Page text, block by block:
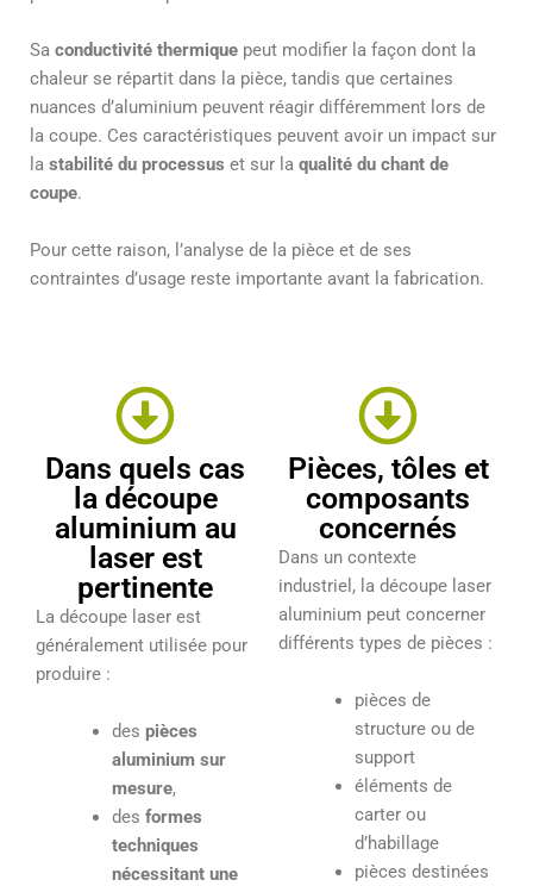
Sa conductivité thermique peut modifier la façon dont la
chaleur se répartit dans la pièce, tandis que certaines
nuances d’aluminium peuvent réagir différemment lors de
la coupe. Ces caractéristiques peuvent avoir un impact sur
la stabilité du processus et sur la qualité du chant de
coupe.
Pour cette raison, l’analyse de la pièce et de ses
contraintes d’usage reste importante avant la fabrication.
Dans quels cas
la découpe
aluminium au
laser est
pertinente
La découpe laser est
généralement utilisée pour
produire :
des pièces
aluminium sur
mesure,
des formes
techniques
nécessitant une
Pièces, tôles et
composants
concernés
Dans un contexte
industriel, la découpe laser
aluminium peut concerner
différents types de pièces :
pièces de
structure ou de
support
éléments de
carter ou
d’habillage
pièces destinées